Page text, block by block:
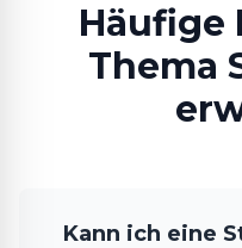
Häufige
Thema
Kann ich eine